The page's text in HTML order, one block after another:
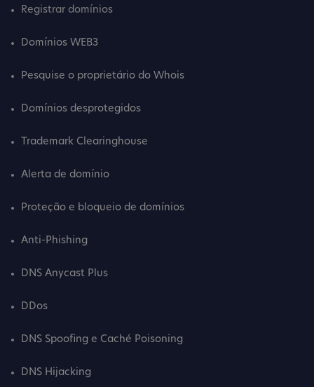
Registrar domínios
Domínios WEB3
Pesquise o proprietário do Whois
Domínios desprotegidos
Trademark Clearinghouse
Alerta de domínio
Proteção e bloqueio de domínios
Anti-Phishing
DNS Anycast Plus
DDos
DNS Spoofing e Caché Poisoning
DNS Hijacking